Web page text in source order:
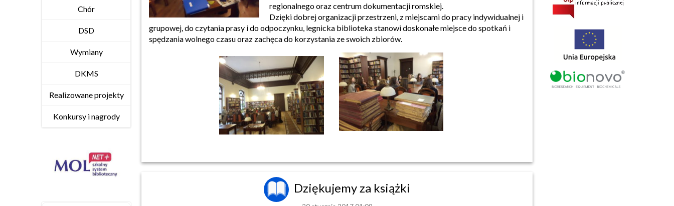
Chór
DSD
Wymiany
DKMS
Realizowane projekty
Konkursy i nagrody
regionalnego oraz centrum dokumentacji romskiej.
Dzięki dobrej organizacji przestrzeni, z miejscami do pracy indywidualnej i
grupowej, do czytania prasy i do odpoczynku, legnicka biblioteka stanowi doskonałe miejsce do spotkań i
spędzania wolnego czasu oraz zachęca do korzystania ze swoich zbiorów.
Dziękujemy za książki